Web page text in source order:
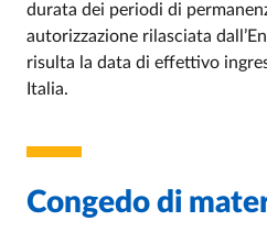
durata dei periodi di
autorizzazione rilasciata
risulta la data di effettivo
Italia.
Congedo di